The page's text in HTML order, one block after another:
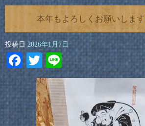
本年もよろしくお願いします
投稿日 2026年1月7日
Facebook
Twitter
Line